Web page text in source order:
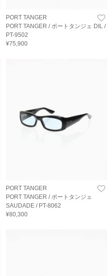
PORT TANGER
PORT TANGER / ポートタンジェ DIL /
PT-9502
¥75,900
PORT TANGER
PORT TANGER / ポートタンジェ
SAUDADE / PT-8062
¥80,300